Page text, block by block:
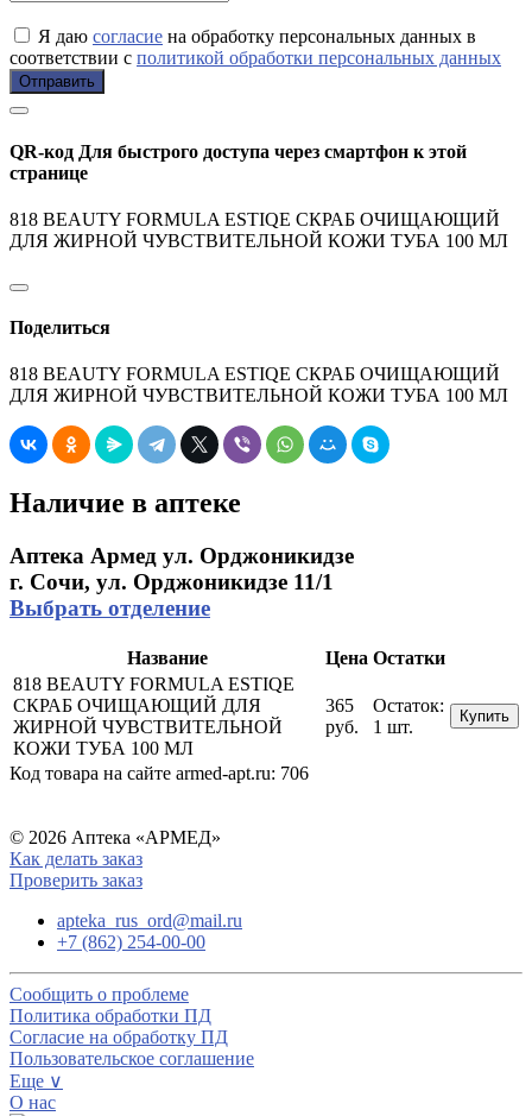
Я даю согласие на обработку персональных данных в
соответствии с политикой обработки персональных данных
Отправить
QR-код Для быстрого доступа через смартфон к этой
странице
818 BEAUTY FORMULA ESTIQE СКРАБ ОЧИЩАЮЩИЙ
ДЛЯ ЖИРНОЙ ЧУВСТВИТЕЛЬНОЙ КОЖИ ТУБА 100 МЛ
Поделиться
818 BEAUTY FORMULA ESTIQE СКРАБ ОЧИЩАЮЩИЙ
ДЛЯ ЖИРНОЙ ЧУВСТВИТЕЛЬНОЙ КОЖИ ТУБА 100 МЛ
Наличие в аптеке
Аптека Армед ул. Орджоникидзе
г. Сочи, ул. Орджоникидзе 11/1
Выбрать отделение
Название Цена Остатки
818 BEAUTY FORMULA ESTIQE
СКРАБ ОЧИЩАЮЩИЙ ДЛЯ
ЖИРНОЙ ЧУВСТВИТЕЛЬНОЙ
КОЖИ ТУБА 100 МЛ
365
руб.
Остаток:
1 шт.
Купить
Код товара на сайте armed-apt.ru: 706
© 2026 Аптека «АРМЕД»
Как делать заказ
Проверить заказ
apteka_rus_ord@mail.ru
+7 (862) 254-00-00
Сообщить о проблеме
Политика обработки ПД
Согласие на обработку ПД
Пользовательское соглашение
Еще ∨
О нас